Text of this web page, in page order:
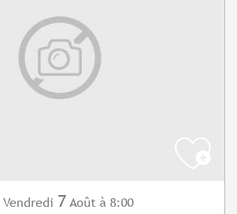
Vendredi 7 Août à 8:00